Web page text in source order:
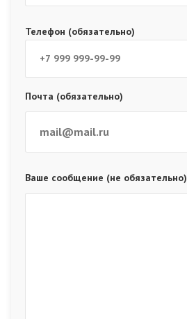
Телефон (обязательно)
Почта (обязательно)
Ваше сообщение (не обязательно)